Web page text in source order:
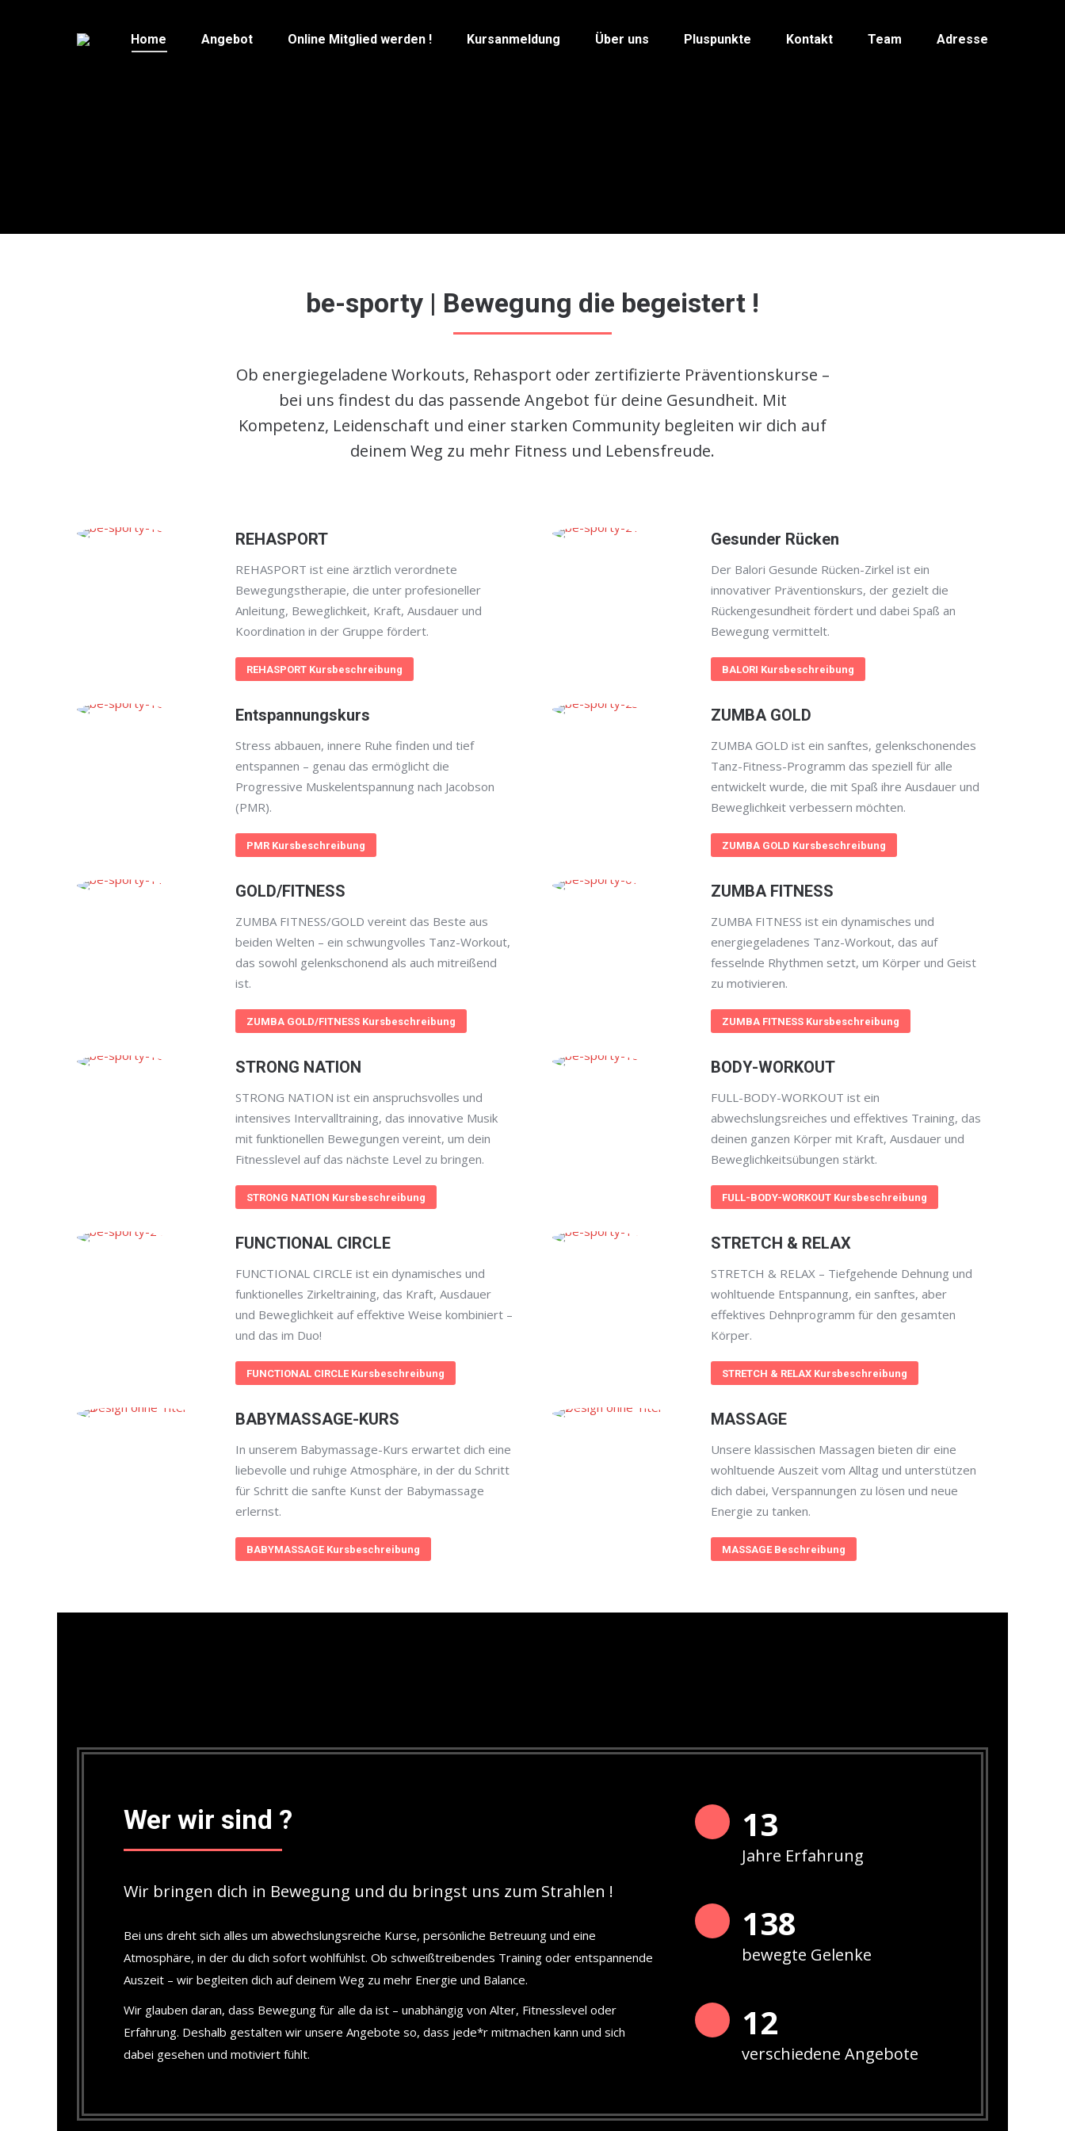
Home Angebot Online Mitglied werden ! Kursanmeldung Über uns Pluspunkte Kontakt Team Adresse
be-sporty | Bewegung die begeistert !
Ob energiegeladene Workouts, Rehasport oder zertifizierte Präventionskurse –
bei uns findest du das passende Angebot für deine Gesundheit. Mit
Kompetenz, Leidenschaft und einer starken Community begleiten wir dich auf
deinem Weg zu mehr Fitness und Lebensfreude.
REHASPORT
REHASPORT ist eine ärztlich verordnete
Bewegungstherapie, die unter profesioneller
Anleitung, Beweglichkeit, Kraft, Ausdauer und
Koordination in der Gruppe fördert.
REHASPORT Kursbeschreibung
Entspannungskurs
Stress abbauen, innere Ruhe finden und tief
entspannen – genau das ermöglicht die
Progressive Muskelentspannung nach Jacobson
(PMR).
PMR Kursbeschreibung
GOLD/FITNESS
ZUMBA FITNESS/GOLD vereint das Beste aus
beiden Welten – ein schwungvolles Tanz-Workout,
das sowohl gelenkschonend als auch mitreißend
ist.
ZUMBA GOLD/FITNESS Kursbeschreibung
STRONG NATION
STRONG NATION ist ein anspruchsvolles und
intensives Intervalltraining, das innovative Musik
mit funktionellen Bewegungen vereint, um dein
Fitnesslevel auf das nächste Level zu bringen.
STRONG NATION Kursbeschreibung
FUNCTIONAL CIRCLE
FUNCTIONAL CIRCLE ist ein dynamisches und
funktionelles Zirkeltraining, das Kraft, Ausdauer
und Beweglichkeit auf effektive Weise kombiniert –
und das im Duo!
FUNCTIONAL CIRCLE Kursbeschreibung
BABYMASSAGE-KURS
In unserem Babymassage-Kurs erwartet dich eine
liebevolle und ruhige Atmosphäre, in der du Schritt
für Schritt die sanfte Kunst der Babymassage
erlernst.
BABYMASSAGE Kursbeschreibung
Gesunder Rücken
Der Balori Gesunde Rücken-Zirkel ist ein
innovativer Präventionskurs, der gezielt die
Rückengesundheit fördert und dabei Spaß an
Bewegung vermittelt.
BALORI Kursbeschreibung
ZUMBA GOLD
ZUMBA GOLD ist ein sanftes, gelenkschonendes
Tanz-Fitness-Programm das speziell für alle
entwickelt wurde, die mit Spaß ihre Ausdauer und
Beweglichkeit verbessern möchten.
ZUMBA GOLD Kursbeschreibung
ZUMBA FITNESS
ZUMBA FITNESS ist ein dynamisches und
energiegeladenes Tanz-Workout, das auf
fesselnde Rhythmen setzt, um Körper und Geist
zu motivieren.
ZUMBA FITNESS Kursbeschreibung
BODY-WORKOUT
FULL-BODY-WORKOUT ist ein
abwechslungsreiches und effektives Training, das
deinen ganzen Körper mit Kraft, Ausdauer und
Beweglichkeitsübungen stärkt.
FULL-BODY-WORKOUT Kursbeschreibung
STRETCH & RELAX
STRETCH & RELAX – Tiefgehende Dehnung und
wohltuende Entspannung, ein sanftes, aber
effektives Dehnprogramm für den gesamten
Körper.
STRETCH & RELAX Kursbeschreibung
MASSAGE
Unsere klassischen Massagen bieten dir eine
wohltuende Auszeit vom Alltag und unterstützen
dich dabei, Verspannungen zu lösen und neue
Energie zu tanken.
MASSAGE Beschreibung
Wer wir sind ?
Wir bringen dich in Bewegung und du bringst uns zum Strahlen !
Bei uns dreht sich alles um abwechslungsreiche Kurse, persönliche Betreuung und eine
Atmosphäre, in der du dich sofort wohlfühlst. Ob schweißtreibendes Training oder entspannende
Auszeit – wir begleiten dich auf deinem Weg zu mehr Energie und Balance.
Wir glauben daran, dass Bewegung für alle da ist – unabhängig von Alter, Fitnesslevel oder
Erfahrung. Deshalb gestalten wir unsere Angebote so, dass jede*r mitmachen kann und sich
dabei gesehen und motiviert fühlt.
13
Jahre Erfahrung
142
bewegte Gelenke
12
verschiedene Angebote